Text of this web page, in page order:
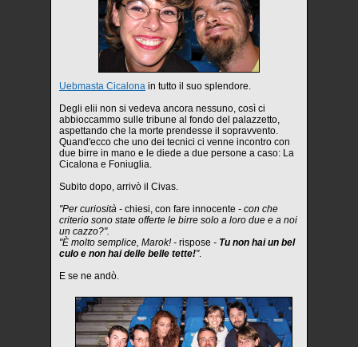
Uebmasta Cicalona in tutto il suo splendore.
Degli elii non si vedeva ancora nessuno, così ci
abbioccammo sulle tribune al fondo del palazzetto,
aspettando che la morte prendesse il sopravvento.
Quand'ecco che uno dei tecnici ci venne incontro con
due birre in mano e le diede a due persone a caso: La
Cicalona e Foniuglia.
Subito dopo, arrivò il Civas.
"Per curiosità - chiesi, con fare innocente - con che
criterio sono state offerte le birre solo a loro due e a noi
un cazzo?".
"È molto semplice, Marok! - rispose - Tu non hai un bel
culo e non hai delle belle tette!".
E se ne andò.